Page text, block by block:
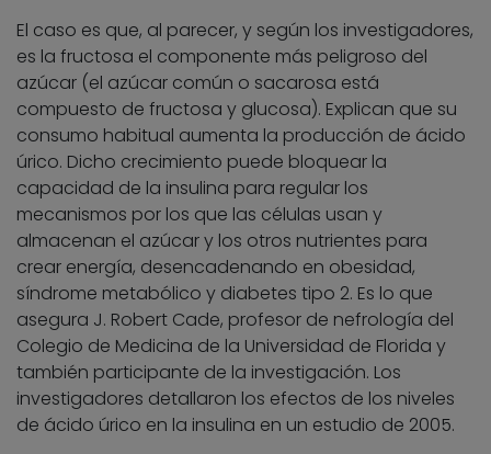
El caso es que, al parecer, y según los investigadores,
es la fructosa el componente más peligroso del
azúcar (el azúcar común o sacarosa está
compuesto de fructosa y glucosa). Explican que su
consumo habitual aumenta la producción de ácido
úrico. Dicho crecimiento puede bloquear la
capacidad de la insulina para regular los
mecanismos por los que las células usan y
almacenan el azúcar y los otros nutrientes para
crear energía, desencadenando en obesidad,
síndrome metabólico y diabetes tipo 2. Es lo que
asegura J. Robert Cade, profesor de nefrología del
Colegio de Medicina de la Universidad de Florida y
también participante de la investigación. Los
investigadores detallaron los efectos de los niveles
de ácido úrico en la insulina en un estudio de 2005.